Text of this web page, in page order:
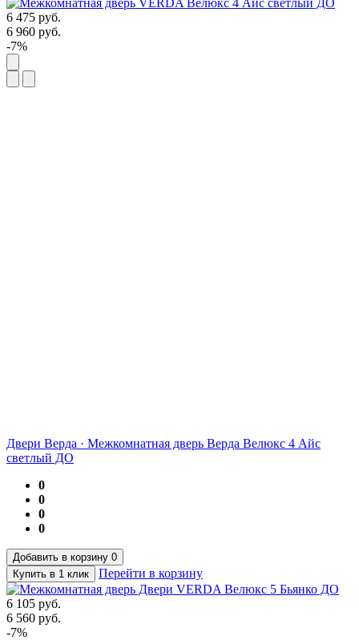
6 475 руб.
6 960 руб.
-7%
Двери Верда · Межкомнатная дверь Верда Велюкс 4 Айс
светлый ДО
0
0
0
0
Добавить в корзину 0
Купить в 1 клик
Перейти в корзину
6 105 руб.
6 560 руб.
-7%